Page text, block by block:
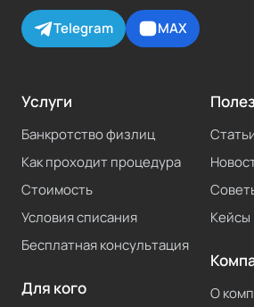
Telegram MAX
Услуги
Банкротство физлиц
Как проходит процедура
Стоимость
Условия списания
Бесплатная консультация
Для кого
Кейсы
О